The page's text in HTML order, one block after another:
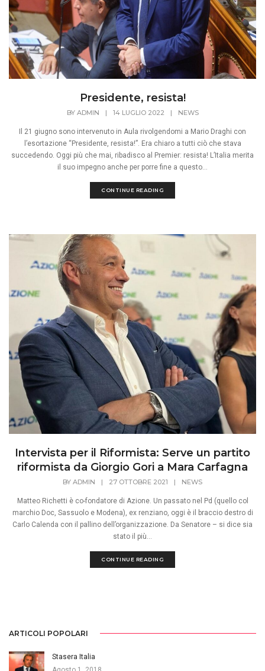
Presidente, resista!
BY ADMIN | 14 LUGLIO 2022 | NEWS
Il 21 giugno sono intervenuto in Aula rivolgendomi a Mario Draghi con
l’esortazione “Presidente, resista!”. Era chiaro a tutti ciò che stava
succedendo. Oggi più che mai, ribadisco al Premier: resista! L’Italia merita
il suo impegno anche per porre fine a questo...
CONTINUE READING
Intervista per il Riformista: Serve un partito
riformista da Giorgio Gori a Mara Carfagna
BY ADMIN | 27 OTTOBRE 2021 | NEWS
Matteo Richetti è co-fondatore di Azione. Un passato nel Pd (quello col
marchio Doc, Sassuolo e Modena), ex renziano, oggi è il braccio destro di
Carlo Calenda con il pallino dell’organizzazione. Da Senatore – si dice sia
stato il più...
CONTINUE READING
ARTICOLI POPOLARI
Stasera Italia